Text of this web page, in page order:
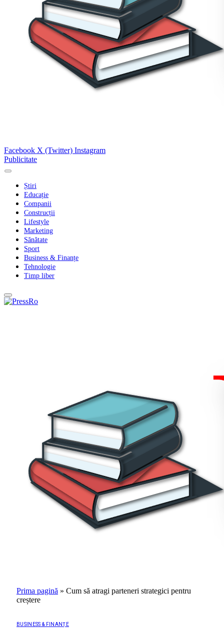
Facebook X (Twitter) Instagram
Publicitate
Știri
Educație
Companii
Construcții
Lifestyle
Marketing
Sănătate
Sport
Business & Finanțe
Tehnologie
Timp liber
Prima pagină » Cum să atragi parteneri strategici pentru
creștere
BUSINESS & FINANȚE